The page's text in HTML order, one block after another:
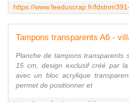
Tampons transparents A6 -
Planche de tampons transparents
15 cm, design exclusif créé par
avec un bloc acrylique
permet de positionner et